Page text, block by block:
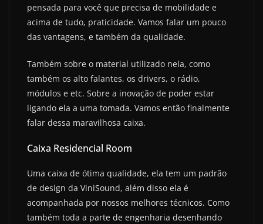
pensada para você que precisa de mobilidade e
acima de tudo, praticidade. Vamos falar um pouco
das vantagens, e também da qualidade.
Também sobre o material utilizado nela, como
também os alto falantes, os drivers, o rádio,
módulos e etc. Sobre a inovação de poder estar
ligando ela a uma tomada. Vamos então finalmente
falar dessa maravilhosa caixa.
Caixa Residencial Room
Uma caixa de ótima qualidade, ela tem um padrão
de design da ViniSound, além disso ela é
acompanhada por nossos melhores técnicos. Como
também toda a parte de engenharia desenhando